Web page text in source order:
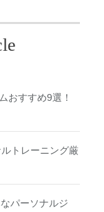
おすすめ9選！
トレーニング厳
パーソナルジ